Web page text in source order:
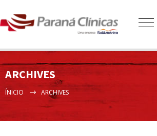
ARCHIVES
ÍNICIO ARCHIVES